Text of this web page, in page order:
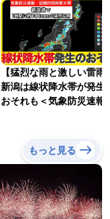
【猛烈な雨と激しい雷雨
新潟は線状降水帯が発生
おそれも＜気象防災速報
もっと見る